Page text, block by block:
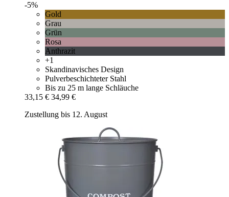
-5%
Gold
Grau
Grün
Rosa
Anthrazit
+1
Skandinavisches Design
Pulverbeschichteter Stahl
Bis zu 25 m lange Schläuche
33,15 € 34,99 €
Zustellung bis 12. August